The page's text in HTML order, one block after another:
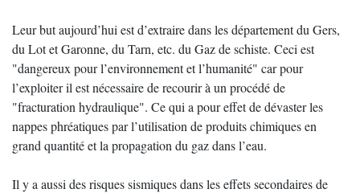
Leur but aujourd’hui est d’extraire dans les département du Gers,
du Lot et Garonne, du Tarn, etc. du Gaz de schiste. Ceci est
"dangereux pour l’environnement et l’humanité" car pour
l’exploiter il est nécessaire de recourir à un procédé de
"fracturation hydraulique". Ce qui a pour effet de dévaster les
nappes phréatiques par l’utilisation de produits chimiques en
grand quantité et la propagation du gaz dans l’eau.
Il y a aussi des risques sismiques dans les effets secondaires de